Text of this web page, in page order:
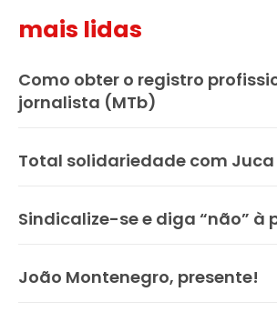
mais lidas
Como obter o registro
jornalista (MTb)
Total solidariedade com Juca
Sindicalize-se e diga “não” à
João Montenegro, presente!